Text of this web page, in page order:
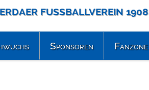
FUSSBALLVEREIN 1908
Sponsoren Fanzone